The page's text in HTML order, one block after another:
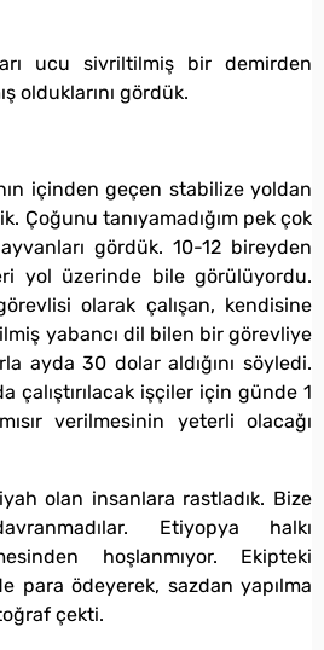
ucu sivriltilmiş bir demirden
olduklarını gördük.
içinden geçen stabilize yoldan
Çoğunu tanıyamadığım pek çok
gördük. 10-12 bireyden
yol üzerinde bile görülüyordu.
olarak çalışan, kendisine
yabancı dil bilen bir görevliye
ayda 30 dolar aldığını söyledi.
çalıştırılacak işçiler için günde 1
verilmesinin yeterli olacağı
olan insanlara rastladık. Bize
Etiyopya halkı
hoşlanmıyor. Ekipteki
para ödeyerek, sazdan yapılma
çekti.